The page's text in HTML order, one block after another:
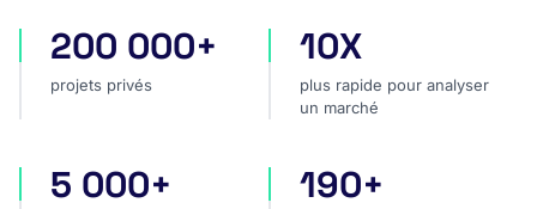
projets privés
200 000+
projets privés
plus rapide pour analyser
10X
plus rapide pour analyser
un marché
sources dans le monde
5 000+ pays couverts
190+